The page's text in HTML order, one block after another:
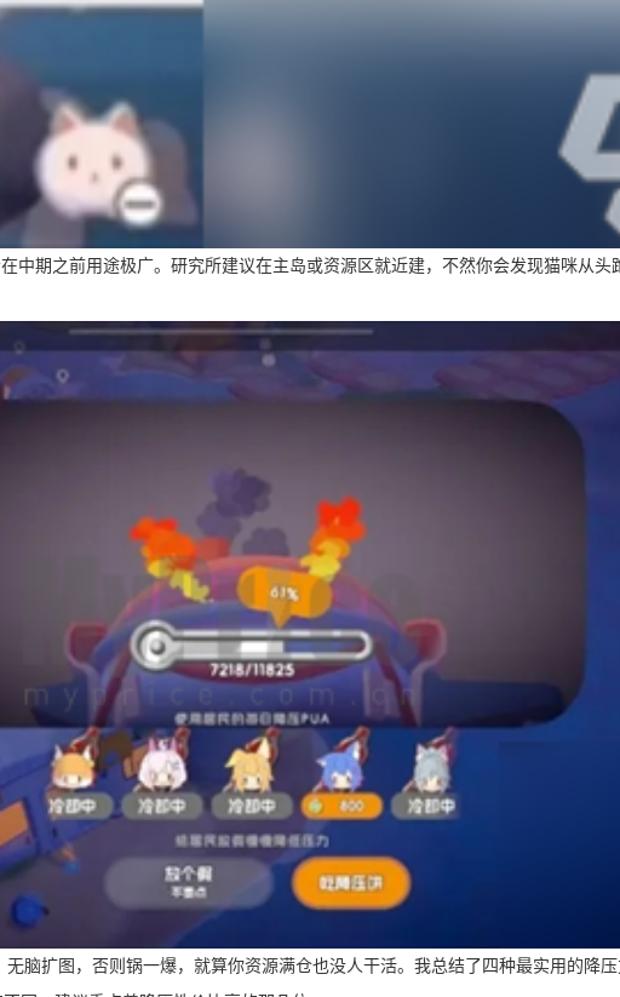
期之前用途极广。研究所建议在主岛或资源区就近建，不然你会发现猫咪从头
扩图，否则锅一爆，就算你资源满仓也没人干活。我总结了四种最实用的降压